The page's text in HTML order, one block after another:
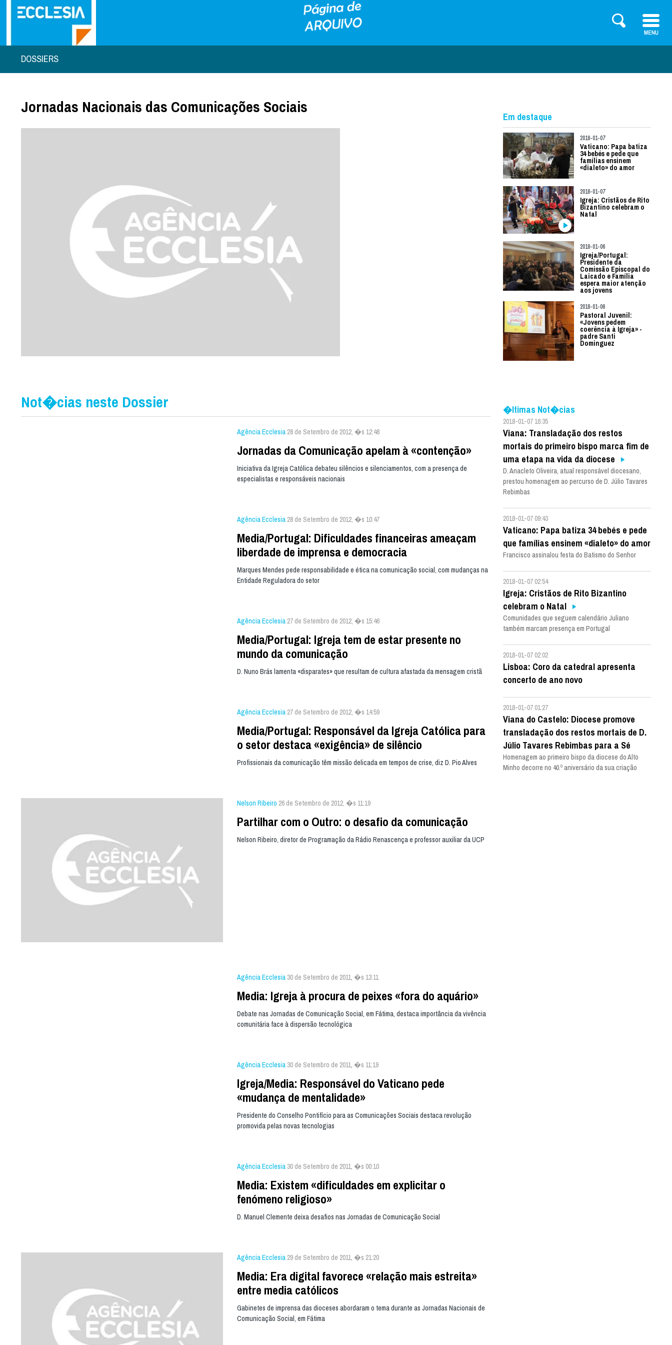
DOSSIERS
Jornadas Nacionais das Comunicações Sociais
Em destaque
2018-01-07
Vaticano: Papa batiza
34 bebés e pede que
famílias ensinem
«dialeto» do amor
2018-01-07
Igreja: Cristãos de Rito
Bizantino celebram o
Natal
2018-01-06
Igreja/Portugal:
Presidente da
Comissão Episcopal do
Laicado e Família
espera maior atenção
aos jovens
2018-01-06
Pastoral Juvenil:
«Jovens pedem
coerência à Igreja» -
padre Santi
Dominguez
Not�cias neste Dossier
Agência Ecclesia 28 de Setembro de 2012, �s 12:48
Jornadas da Comunicação apelam à «contenção»
Iniciativa da Igreja Católica debateu silêncios e silenciamentos, com a presença de
especialistas e responsáveis nacionais
Agência Ecclesia 28 de Setembro de 2012, �s 10:47
Media/Portugal: Dificuldades financeiras ameaçam
liberdade de imprensa e democracia
Marques Mendes pede responsabilidade e ética na comunicação social, com mudanças na
Entidade Reguladora do setor
Agência Ecclesia 27 de Setembro de 2012, �s 15:46
Media/Portugal: Igreja tem de estar presente no
mundo da comunicação
D. Nuno Brás lamenta «disparates» que resultam de cultura afastada da mensagem cristã
Agência Ecclesia 27 de Setembro de 2012, �s 14:59
Media/Portugal: Responsável da Igreja Católica para
o setor destaca «exigência» de silêncio
Profissionais da comunicação têm missão delicada em tempos de crise, diz D. Pio Alves
Nelson Ribeiro 26 de Setembro de 2012, �s 11:19
Partilhar com o Outro: o desafio da comunicação
Nelson Ribeiro, diretor de Programação da Rádio Renascença e professor auxiliar da UCP
Agência Ecclesia 30 de Setembro de 2011, �s 13:11
Media: Igreja à procura de peixes «fora do aquário»
Debate nas Jornadas de Comunicação Social, em Fátima, destaca importância da vivência
comunitária face à dispersão tecnológica
Agência Ecclesia 30 de Setembro de 2011, �s 11:19
Igreja/Media: Responsável do Vaticano pede
«mudança de mentalidade»
Presidente do Conselho Pontifício para as Comunicações Sociais destaca revolução
promovida pelas novas tecnologias
Agência Ecclesia 30 de Setembro de 2011, �s 00:10
Media: Existem «dificuldades em explicitar o
fenómeno religioso»
D. Manuel Clemente deixa desafios nas Jornadas de Comunicação Social
Agência Ecclesia 29 de Setembro de 2011, �s 21:20
Media: Era digital favorece «relação mais estreita»
entre media católicos
Gabinetes de imprensa das dioceses abordaram o tema durante as Jornadas Nacionais de
Comunicação Social, em Fátima
�ltimas Not�cias
2018-01-07 16:35
Viana: Transladação dos restos
mortais do primeiro bispo marca fim de
uma etapa na vida da diocese
D. Anacleto Oliveira, atual responsável diocesano,
prestou homenagem ao percurso de D. Júlio Tavares
Rebimbas
2018-01-07 09:43
Vaticano: Papa batiza 34 bebés e pede
que famílias ensinem «dialeto» do amor
Francisco assinalou festa do Batismo do Senhor
2018-01-07 02:54
Igreja: Cristãos de Rito Bizantino
celebram o Natal
Comunidades que seguem calendário Juliano
também marcam presença em Portugal
2018-01-07 02:02
Lisboa: Coro da catedral apresenta
concerto de ano novo
2018-01-07 01:27
Viana do Castelo: Diocese promove
transladação dos restos mortais de D.
Júlio Tavares Rebimbas para a Sé
Homenagem ao primeiro bispo da diocese do Alto
Minho decorre no 40.º aniversário da sua criação